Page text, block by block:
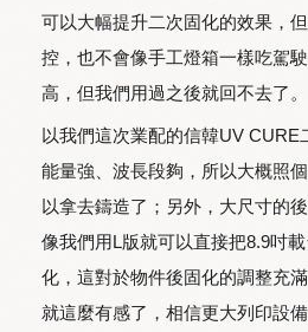
可以大幅提升二次固化的效果，
控，也不會像手工燈箱一樣吃駕
高，但我們用過之後就回不去了。
以我們這次業配的信韓UV CURE
能量強、波長段夠，所以大概照
以拿去鑄造了；另外，大尺寸的
像我們用L版就可以直接把8.9吋
化，這對於物件後固化的調整充
就這麼有感了，相信更大列印設